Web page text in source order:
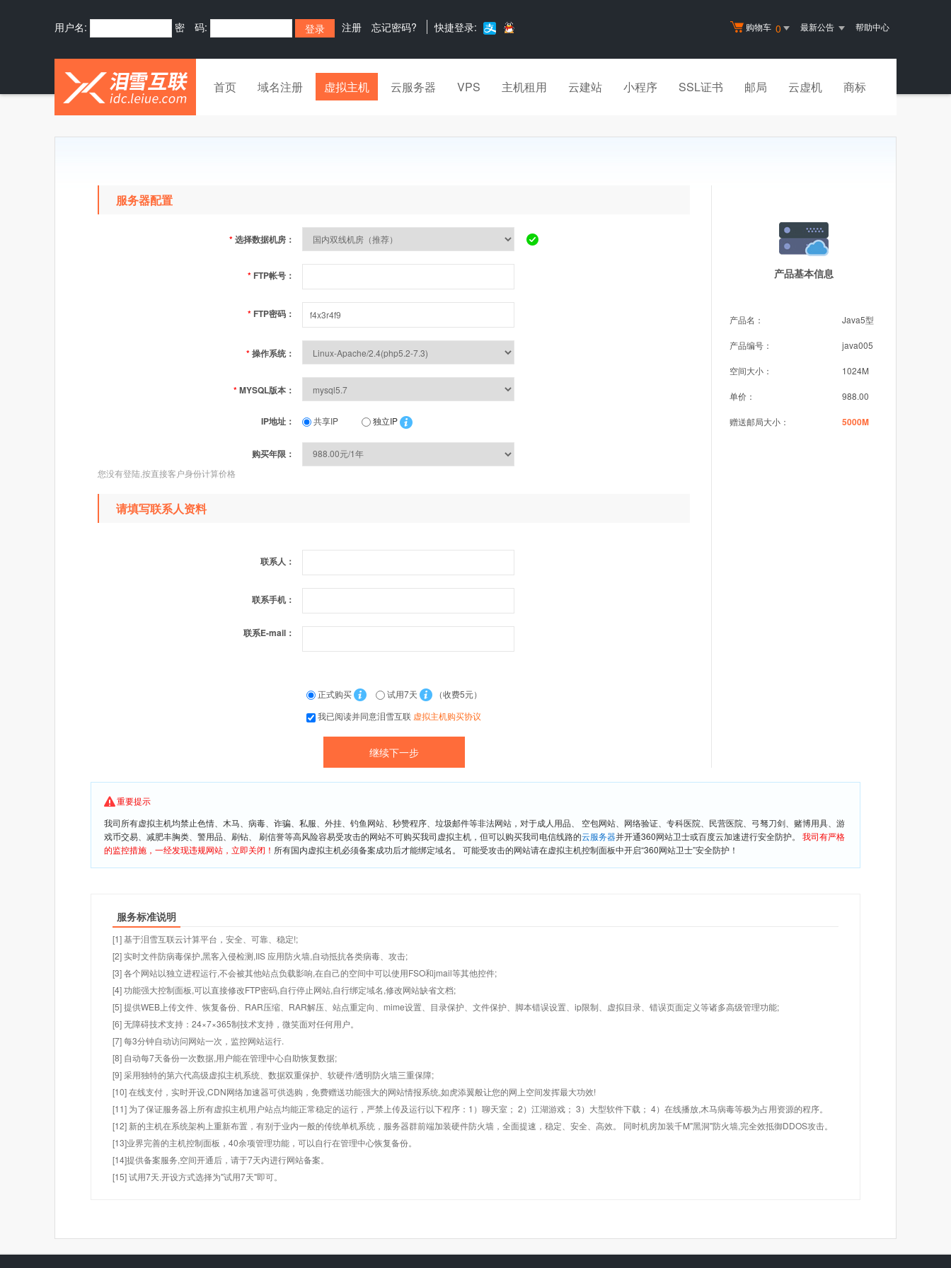
购物车 0 最新公告 帮助中心
用户名: 密 码: 注册 忘记密码? 快捷登录:
首页 域名注册 虚拟主机 云服务器 VPS 主机租用 云建站 小程序 SSL证书 邮局 云虚机 商标
产品基本信息
产品名： Java5型
产品编号： java005
空间大小： 1024M
单价： 988.00
赠送邮局大小： 5000M
服务器配置
*选择数据机房：
* FTP帐号：
* FTP密码：
*操作系统：
*MYSQL版本：
IP地址： 共享IP 独立IP
购买年限：
您没有登陆,按直接客户身份计算价格
请填写联系人资料
联系人：
联系手机：
联系E-mail：
正式购买 试用7天
（收费5元）
我已阅读并同意泪雪互联 虚拟主机购买协议
重要提示
我司所有虚拟主机均禁止色情、木马、病毒、诈骗、私服、外挂、钓鱼网站、秒赞程序、垃圾邮件等非法网站，对于成人用品、 空包网站、网络验证、专科医院、民营医院、弓驽刀剑、赌博用具、游
戏币交易、减肥丰胸类、警用品、刷钻、 刷信誉等高风险容易受攻击的网站不可购买我司虚拟主机，但可以购买我司电信线路的云服务器并开通360网站卫士或百度云加速进行安全防护。 我司有严格
的监控措施，一经发现违规网站，立即关闭！ 所有国内虚拟主机必须备案成功后才能绑定域名。 可能受攻击的网站请在虚拟主机控制面板中开启“360网站卫士”安全防护！
服务标准说明
[1] 基于泪雪互联云计算平台，安全、可靠、稳定!;
[2] 实时文件防病毒保护,黑客入侵检测,IIS 应用防火墙,自动抵抗各类病毒、攻击;
[3] 各个网站以独立进程运行,不会被其他站点负载影响,在自己的空间中可以使用FSO和jmail等其他控件;
[4] 功能强大控制面板,可以直接修改FTP密码,自行停止网站,自行绑定域名,修改网站缺省文档;
[5] 提供WEB上传文件、恢复备份、RAR压缩、RAR解压、站点重定向、mime设置、目录保护、文件保护、脚本错误设置、ip限制、虚拟目录、错误页面定义等诸多高级管理功能;
[6] 无障碍技术支持：24×7×365制技术支持，微笑面对任何用户。
[7] 每3分钟自动访问网站一次，监控网站运行.
[8] 自动每7天备份一次数据,用户能在管理中心自助恢复数据;
[9] 采用独特的第六代高级虚拟主机系统、数据双重保护、软硬件/透明防火墙三重保障;
[10] 在线支付，实时开设,CDN网络加速器可供选购，免费赠送功能强大的网站情报系统,如虎添翼般让您的网上空间发挥最大功效!
[11] 为了保证服务器上所有虚拟主机用户站点均能正常稳定的运行，严禁上传及运行以下程序：1）聊天室； 2）江湖游戏； 3）大型软件下载； 4）在线播放,木马病毒等极为占用资源的程序。
[12] 新的主机在系统架构上重新布置，有别于业内一般的传统单机系统，服务器群前端加装硬件防火墙，全面提速，稳定、安全、高效。 同时机房加装千M"黑洞"防火墙,完全效抵御DDOS攻击。
[13]业界完善的主机控制面板，40余项管理功能，可以自行在管理中心恢复备份。
[14]提供备案服务,空间开通后，请于7天内进行网站备案。
[15] 试用7天.开设方式选择为"试用7天"即可。